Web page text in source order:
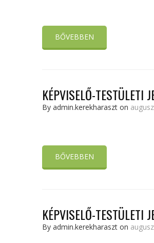
BŐVEBBEN
KÉPVISELŐ-TESTÜLETI
By admin.kerekharaszt on
BŐVEBBEN
KÉPVISELŐ-TESTÜLETI
By admin.kerekharaszt on